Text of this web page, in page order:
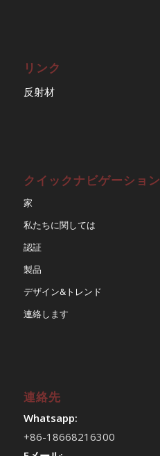
リンク
反射材
クイックナビゲーション
家
私たちに関しては
認証
製品
デザイン&トレンド
連絡します
連絡先
Whatsapp:
+86-18668216300